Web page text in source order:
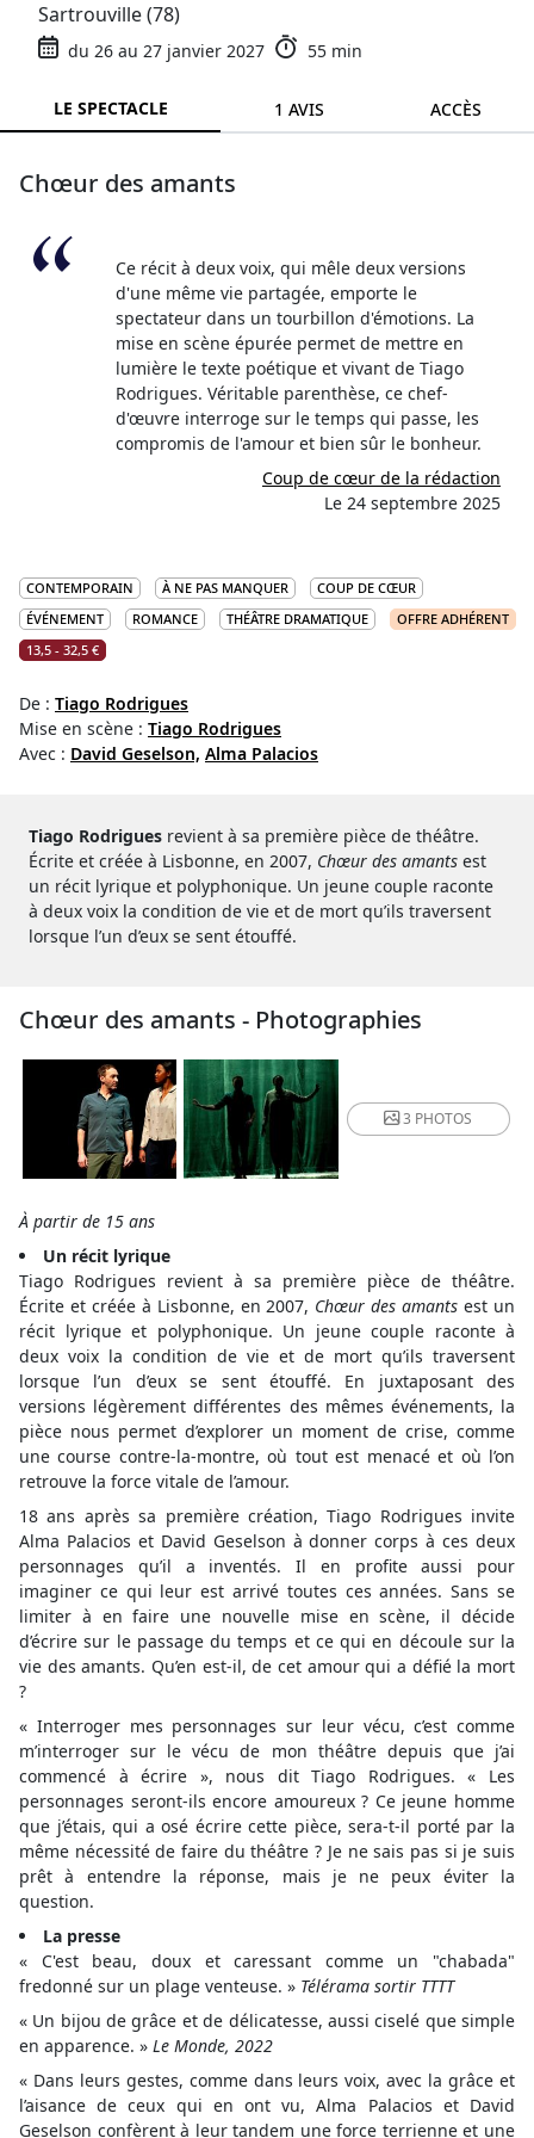
Sartrouville (78)
du 26 au 27 janvier 2027 55 min
LE SPECTACLE 1 AVIS ACCÈS
Chœur des amants
Ce récit à deux voix, qui mêle deux versions
d'une même vie partagée, emporte le
spectateur dans un tourbillon d'émotions. La
mise en scène épurée permet de mettre en
lumière le texte poétique et vivant de Tiago
Rodrigues. Véritable parenthèse, ce chef-
d'œuvre interroge sur le temps qui passe, les
compromis de l'amour et bien sûr le bonheur.
Coup de cœur de la rédaction
Le 24 septembre 2025
CONTEMPORAIN À NE PAS MANQUER
COUP DE CŒUR
ÉVÉNEMENT
ROMANCE THÉÂTRE DRAMATIQUE
OFFRE ADHÉRENT
13,5 - 32,5 €
De : Tiago Rodrigues
Mise en scène : Tiago Rodrigues
Avec : David Geselson, Alma Palacios
Tiago Rodrigues revient à sa première pièce de théâtre.
Écrite et créée à Lisbonne, en 2007, Chœur des amants est
un récit lyrique et polyphonique. Un jeune couple raconte
à deux voix la condition de vie et de mort qu’ils traversent
lorsque l’un d’eux se sent étouffé.
Chœur des amants - Photographies
3 PHOTOS
À partir de 15 ans
Un récit lyrique
Tiago Rodrigues revient à sa première pièce de théâtre.
Écrite et créée à Lisbonne, en 2007, Chœur des amants est un
récit lyrique et polyphonique. Un jeune couple raconte à
deux voix la condition de vie et de mort qu’ils traversent
lorsque l’un d’eux se sent étouffé. En juxtaposant des
versions légèrement différentes des mêmes événements, la
pièce nous permet d’explorer un moment de crise, comme
une course contre-la-montre, où tout est menacé et où l’on
retrouve la force vitale de l’amour.
18 ans après sa première création, Tiago Rodrigues invite
Alma Palacios et David Geselson à donner corps à ces deux
personnages qu’il a inventés. Il en profite aussi pour
imaginer ce qui leur est arrivé toutes ces années. Sans se
limiter à en faire une nouvelle mise en scène, il décide
d’écrire sur le passage du temps et ce qui en découle sur la
vie des amants. Qu’en est-il, de cet amour qui a défié la mort
?
« Interroger mes personnages sur leur vécu, c’est comme
m’interroger sur le vécu de mon théâtre depuis que j’ai
commencé à écrire », nous dit Tiago Rodrigues. « Les
personnages seront-ils encore amoureux ? Ce jeune homme
que j’étais, qui a osé écrire cette pièce, sera-t-il porté par la
même nécessité de faire du théâtre ? Je ne sais pas si je suis
prêt à entendre la réponse, mais je ne peux éviter la
question.
La presse
« C'est beau, doux et caressant comme un "chabada"
fredonné sur un plage venteuse. » Télérama sortir TTTT
« Un bijou de grâce et de délicatesse, aussi ciselé que simple
en apparence. » Le Monde, 2022
« Dans leurs gestes, comme dans leurs voix, avec la grâce et
l’aisance de ceux qui en ont vu, Alma Palacios et David
Geselson confèrent à leur tandem une force terrienne et une